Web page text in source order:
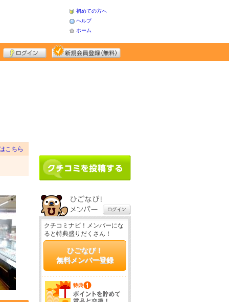
初めての方へ
ヘルプ
ホーム
こちら
クチコミナビ！メンバーにな
ると特典盛りだくさん！
ひごなび！
無料メンバー登録